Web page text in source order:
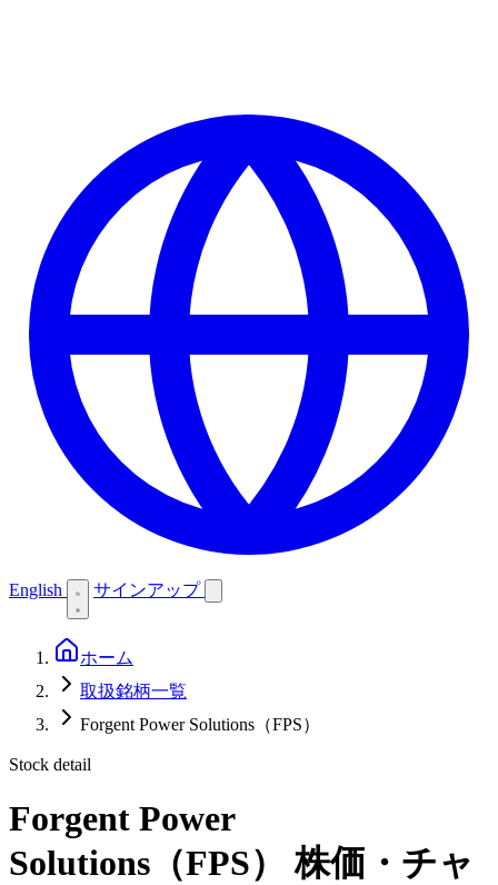
English サインアップ
ホーム
取扱銘柄一覧
Forgent Power Solutions（FPS）
Stock detail
Forgent Power
Solutions（FPS）
株価・チャ